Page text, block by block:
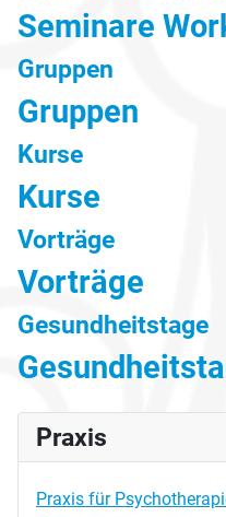
Seminare
Gruppen
Gruppen
Kurse
Kurse
Vorträge
Vorträge
Gesundheitstage
Praxis
Praxis für